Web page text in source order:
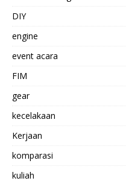
DIY
engine
event acara
FIM
gear
kecelakaan
Kerjaan
komparasi
kuliah